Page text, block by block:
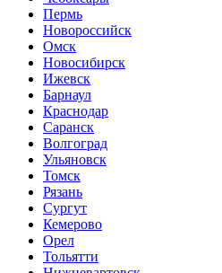
Пермь
Новороссийск
Омск
Новосибирск
Ижевск
Барнаул
Краснодар
Саранск
Волгоград
Ульяновск
Томск
Рязань
Сургут
Кемерово
Орел
Тольятти